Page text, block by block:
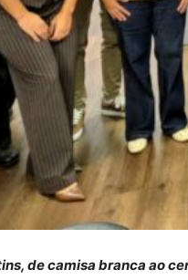
de camisa branca ao